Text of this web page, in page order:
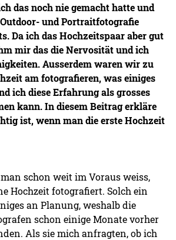
das noch nie gemacht hatte und
und Portraitfotografie
Da ich das Hochzeitspaar aber gut
mir das die Nervosität und ich
Ausserdem waren wir zu
am fotografieren, was einiges
ich diese Erfahrung als grosses
kann. In diesem Beitrag erkläre
ist, wenn man die erste Hochzeit
schon weit im Voraus weiss,
Hochzeit fotografiert. Solch ein
an Planung, weshalb die
schon einige Monate vorher
Als sie mich anfragten, ob ich